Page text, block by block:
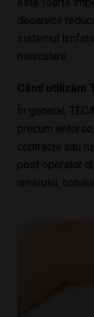
deoarece
sistemul
musculare.
Când utilizăm
În general,
precum
contracții sau
post operator
umărului,